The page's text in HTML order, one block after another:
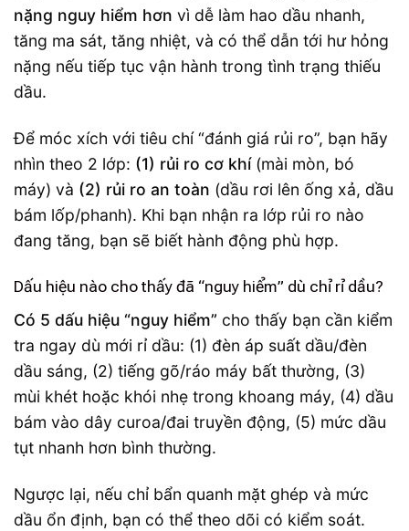
nặng nguy hiểm hơn vì dễ làm hao dầu nhanh,
tăng ma sát, tăng nhiệt, và có thể dẫn tới hư hỏng
nặng nếu tiếp tục vận hành trong tình trạng thiếu
dầu.
Để móc xích với tiêu chí “đánh giá rủi ro”, bạn hãy
nhìn theo 2 lớp: (1) rủi ro cơ khí(mài mòn, bó
máy) và (2) rủi ro an toàn (dầu rơi lên ống xả, dầu
bám lốp/phanh). Khi bạn nhận ra lớp rủi ro nào
đang tăng, bạn sẽ biết hành động phù hợp.
Dấu hiệu nào cho thấy đã “nguy hiểm” dù chỉ rỉ dầu?
Có 5 dấu hiệu “nguy hiểm” cho thấy bạn cần kiểm
tra ngay dù mới rỉ dầu: (1) đèn áp suất dầu/đèn
dầu sáng, (2) tiếng gõ/ráo máy bất thường, (3)
mùi khét hoặc khói nhẹ trong khoang máy, (4) dầu
bám vào dây curoa/đai truyền động, (5) mức dầu
tụt nhanh hơn bình thường.
Ngược lại, nếu chỉ bẩn quanh mặt ghép và mức
dầu ổn định, bạn có thể theo dõi có kiểm soát.